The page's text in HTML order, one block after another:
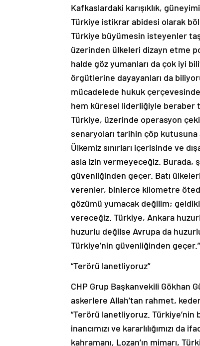
Kafkaslardaki karışıklık,
Türkiye istikrar abidesi olarak
Türkiye büyümesin isteyenler
üzerinden ülkeleri dizayn etme
halde göz yumanları da çok iyi
örgütlerine dayayanları da
mücadelede hukuk
hem küresel liderliğiyle beraber
Türkiye, üzerinde operasyon
senaryoları tarihin çöp
Ülkemiz sınırları içerisinde ve
asla izin vermeyeceğiz. Burada,
güvenliğinden geçer. Batı
verenler, binlerce kilometre
gözümü yumacak değilim;
vereceğiz. Türkiye, Ankara
huzurlu değilse Avrupa da
Türkiye’nin güvenliğinden geçer.”
“Terörü lanetliyoruz”
CHP Grup Başkanvekili Gökhan
askerlere Allah’tan rahmet,
“Terörü lanetliyoruz. Türkiye’nin
inancımızı ve kararlılığımızı
kahramanı, Lozan’ın mimarı,